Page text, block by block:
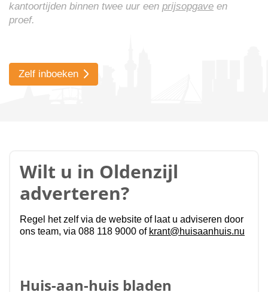
kantoortijden binnen twee uur een prijsopgave en
proef.
Zelf inboeken
Wilt u in Oldenzijl
adverteren?
Regel het zelf via de website of laat u adviseren door
ons team, via 088 118 9000 of krant@huisaanhuis.nu
Huis-aan-huis bladen